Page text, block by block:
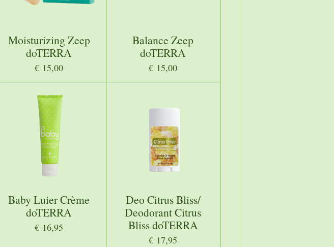
Moisturizing Zeep
doTERRA
€ 15,00
Balance Zeep
doTERRA
€ 15,00
Baby Luier Crème
doTERRA
€ 16,95
Deo Citrus Bliss/
Deodorant Citrus
Bliss doTERRA
€ 17,95